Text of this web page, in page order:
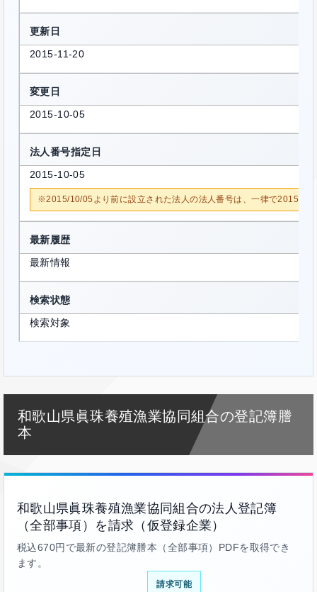
更新日
2015-11-20
変更日
2015-10-05
法人番号指定日
2015-10-05
※2015/10/05より前に設立された法人の法人番号は、一律で2015/10/
最新履歴
最新情報
検索状態
検索対象
和歌山県眞珠養殖漁業協同組合の登記簿謄
本
和歌山県眞珠養殖漁業協同組合の法人登記簿
（全部事項）を請求（仮登録企業）
税込670円で最新の登記簿謄本（全部事項）PDFを取得でき
ます。
請求可能